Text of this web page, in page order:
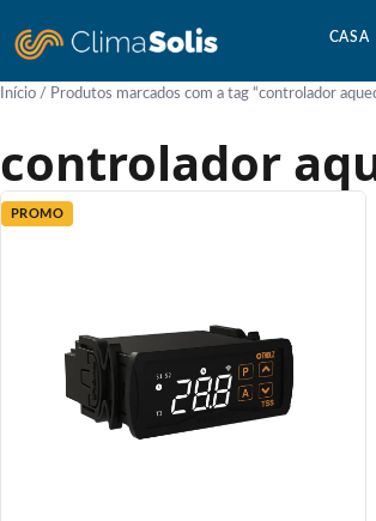
CASA
Início / Produtos marcados com a tag “controlador
controlador
PROMO